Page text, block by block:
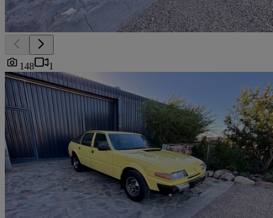
148 1